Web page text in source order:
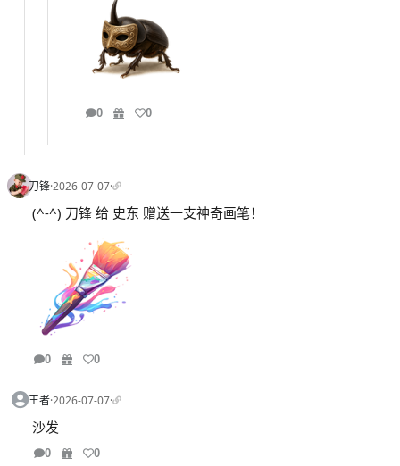
0 0
刀锋·2026-07-07·
(^-^) 刀锋 给 史东 赠送一支神奇画笔！
0 0
王者·2026-07-07·
沙发
0 0